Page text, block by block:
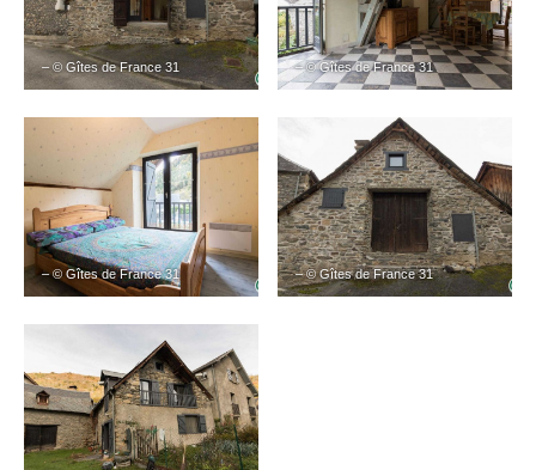
– © Gîtes de France 31 – © Gîtes de France 31
– © Gîtes de France 31 – © Gîtes de France 31